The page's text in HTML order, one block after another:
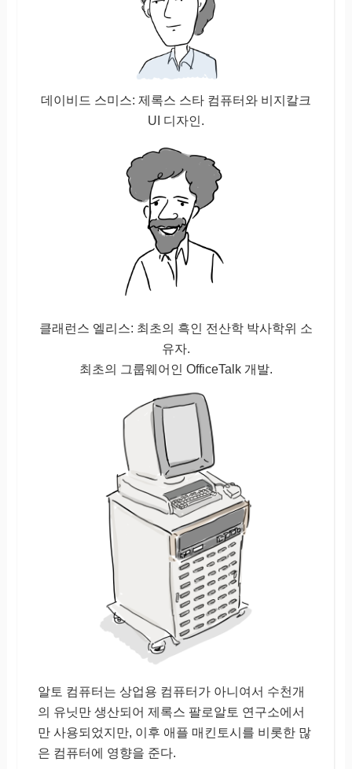
데이비드 스미스: 제록스 스타 컴퓨터와 비지칼크
UI 디자인.
클래런스 엘리스: 최초의 흑인 전산학 박사학위 소
유자.
최초의 그룹웨어인 OfficeTalk 개발.
알토 컴퓨터는 상업용 컴퓨터가 아니여서 수천개
의 유닛만 생산되어 제록스 팔로알토 연구소에서
만 사용되었지만, 이후 애플 매킨토시를 비롯한 많
은 컴퓨터에 영향을 준다.